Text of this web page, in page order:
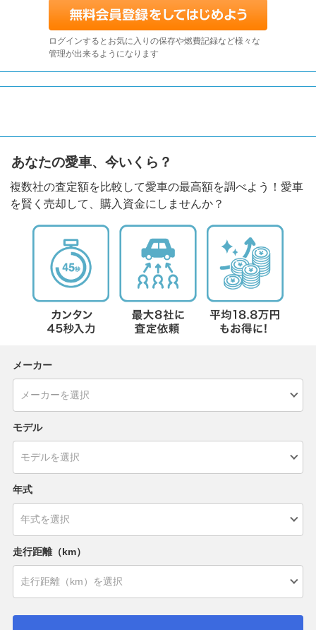
ログインするとお気に入りの保存や燃費記録など様々な
管理が出来るようになります
あなたの愛車、今いくら？
複数社の査定額を比較して愛車の最高額を調べよう！愛車
を賢く売却して、購入資金にしませんか？
メーカー
モデル
年式
走行距離（km）